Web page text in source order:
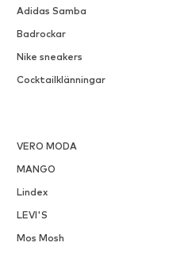
Adidas Samba
Badrockar
Nike sneakers
Cocktailklänningar
VERO MODA
MANGO
Lindex
LEVI'S
Mos Mosh